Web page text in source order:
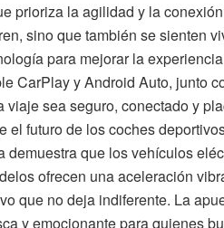
prioriza la agilidad y la
sino que también se sienten
para mejorar la
CarPlay y Android Auto, junto
sea seguro, conectado y
futuro de los coches
demuestra que los vehículos
ofrecen una aceleración
que no deja indiferente. La
y emocionante para quienes